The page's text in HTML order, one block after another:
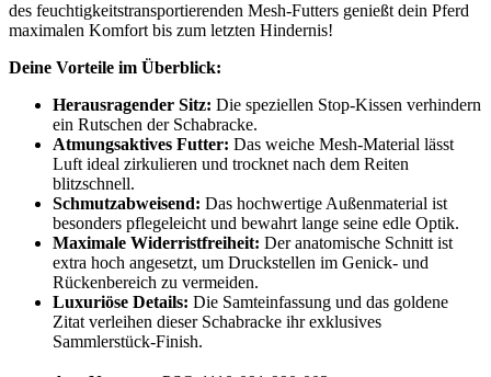
des feuchtigkeitstransportierenden Mesh-Futters genießt dein Pferd
maximalen Komfort bis zum letzten Hindernis!
Deine Vorteile im Überblick:
Herausragender Sitz: Die speziellen Stop-Kissen verhindern
ein Rutschen der Schabracke.
Atmungsaktives Futter: Das weiche Mesh-Material lässt
Luft ideal zirkulieren und trocknet nach dem Reiten
blitzschnell.
Schmutzabweisend: Das hochwertige Außenmaterial ist
besonders pflegeleicht und bewahrt lange seine edle Optik.
Maximale Widerristfreiheit: Der anatomische Schnitt ist
extra hoch angesetzt, um Druckstellen im Genick- und
Rückenbereich zu vermeiden.
Luxuriöse Details: Die Samteinfassung und das goldene
Zitat verleihen dieser Schabracke ihr exklusives
Sammlerstück-Finish.